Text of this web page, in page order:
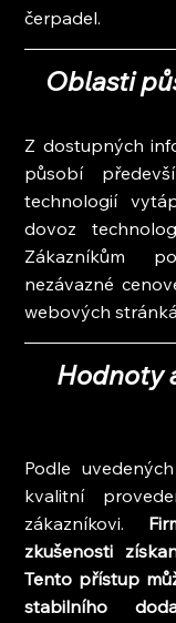
čerpadel.
Oblasti
Z dostupných
působí
technologií
dovoz
Zákazníkům
nezávazné
webových
Hodnoty
Podle
kvalitní
zákazníkovi.
zkušenosti
Tento přístup
stabilního